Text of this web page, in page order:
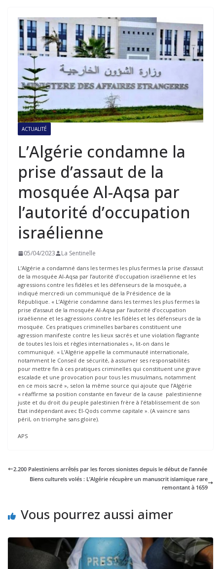
ACTUALITÉ
L’Algérie condamne la
prise d’assaut de la
mosquée Al-Aqsa par
l’autorité d’occupation
israélienne
05/04/2023 La Sentinelle
L’Algérie a condamné dans les termes les plus fermes la prise d’assaut
de la mosquée Al-Aqsa par l’autorité d’occupation israélienne et les
agressions contre les fidèles et les défenseurs de la mosquée, a
indiqué mercredi un communiqué de la Présidence de la
République. « L’Algérie condamne dans les termes les plus fermes la
prise d’assaut de la mosquée Al-Aqsa par l’autorité d’occupation
israélienne et les agressions contre les fidèles et les défenseurs de la
mosquée. Ces pratiques criminelles barbares constituent une
agression manifeste contre les lieux sacrés et une violation flagrante
de toutes les lois et règles internationales », lit-on dans le
communiqué. « L’Algérie appelle la communauté internationale,
notamment le Conseil de sécurité, à assumer ses responsabilités
pour mettre fin à ces pratiques criminelles qui constituent une grave
escalade et une provocation pour tous les musulmans, notamment
en ce mois sacré », selon la même source qui ajoute que l’Algérie
« réaffirme sa position constante en faveur de la cause palestinienne
juste et du droit du peuple palestinien frère à l’établissement de son
Etat indépendant avec El-Qods comme capitale ». (A vaincre sans
péril, on triomphe sans gloire).
APS
2.200 Palestiniens arrêtés par les forces sionistes depuis le début de l’année
Biens culturels volés : L’Algérie récupère un manuscrit islamique rare
remontant à 1659
Vous pourrez aussi aimer